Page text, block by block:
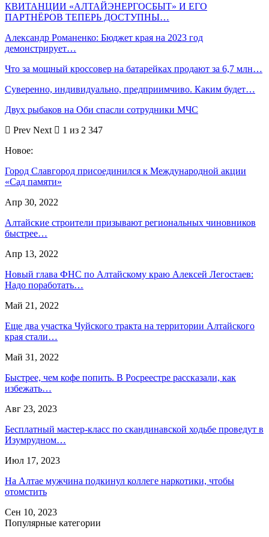
КВИТАНЦИИ «АЛТАЙЭНЕРГОСБЫТ» И ЕГО
ПАРТНЁРОВ ТЕПЕРЬ ДОСТУПНЫ…
Александр Романенко: Бюджет края на 2023 год
демонстрирует…
Что за мощный кроссовер на батарейках продают за 6,7 млн…
Суверенно, индивидуально, предприимчиво. Каким будет…
Двух рыбаков на Оби спасли сотрудники МЧС
Prev Next
1 из 2 347
Новое:
Город Славгород присоединился к Международной акции
«Сад памяти»
Апр 30, 2022
Алтайские строители призывают региональных чиновников
быстрее…
Апр 13, 2022
Новый глава ФНС по Алтайскому краю Алексей Легостаев:
Надо поработать…
Май 21, 2022
Еще два участка Чуйского тракта на территории Алтайского
края стали…
Май 31, 2022
Быстрее, чем кофе попить. В Росреестре рассказали, как
избежать…
Авг 23, 2023
Бесплатный мастер-класс по скандинавской ходьбе проведут в
Изумрудном…
Июл 17, 2023
На Алтае мужчина подкинул коллеге наркотики, чтобы
отомстить
Сен 10, 2023
Популярные категории